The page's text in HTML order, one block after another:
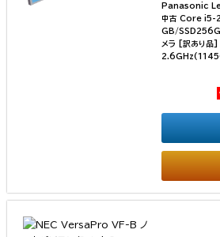
Panasonic
中古 Core i5-
GB/
メラ [訳あり